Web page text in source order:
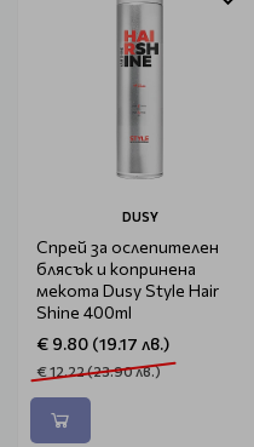
DUSY
Спрей за ослепителен
блясък и копринена
мекота Dusy Style Hair
Shine 400ml
€ 9.80 (19.17 лв.)
€ 12.22 (23.90 лв.)